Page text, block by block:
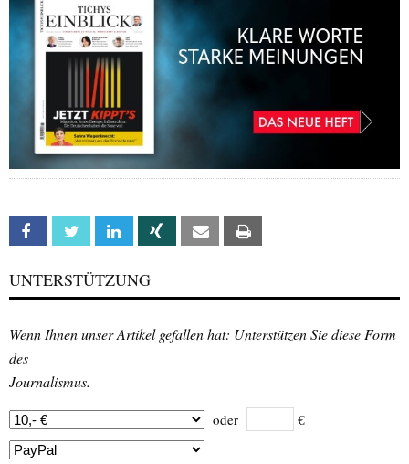
Facebook Twitter Linkedin Xing Email
UNTERSTÜTZUNG
Wenn Ihnen unser Artikel gefallen hat: Unterstützen Sie diese Form
des
Journalismus.
oder €